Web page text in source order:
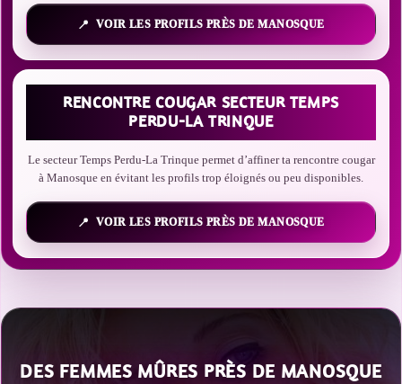
VOIR LES PROFILS PRÈS DE MANOSQUE
RENCONTRE COUGAR SECTEUR TEMPS
PERDU-LA TRINQUE
Le secteur Temps Perdu-La Trinque permet d’affiner ta rencontre cougar
à Manosque en évitant les profils trop éloignés ou peu disponibles.
VOIR LES PROFILS PRÈS DE MANOSQUE
DES FEMMES MÛRES PRÈS DE MANOSQUE